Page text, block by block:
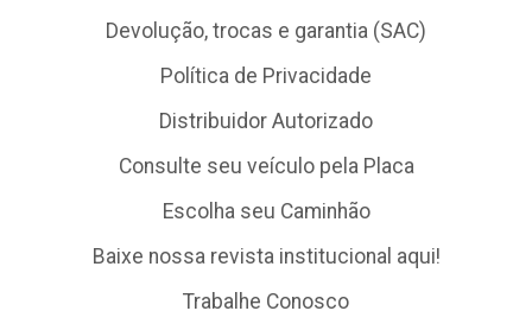
Devolução, trocas e garantia (SAC)
Política de Privacidade
Distribuidor Autorizado
Consulte seu veículo pela Placa
Escolha seu Caminhão
Baixe nossa revista institucional aqui!
Trabalhe Conosco